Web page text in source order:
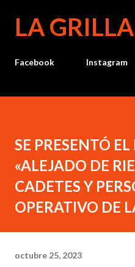
LA GRILLA
Facebook Instagram
SE PRESENTÓ
«ALEJADO DE
CADETES Y
OPERATIVO DE
octubre 25, 2023